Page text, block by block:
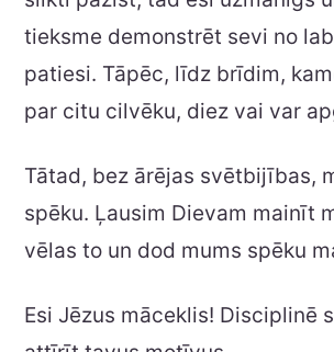
tieksme demonstrēt sevi no
patiesi. Tāpēc, līdz brīdim,
par citu cilvēku, diez vai var
Tātad, bez ārējas svētbijības,
spēku. Ļausim Dievam mainīt
vēlas to un dod mums spēku
Esi Jēzus māceklis! Disciplinē